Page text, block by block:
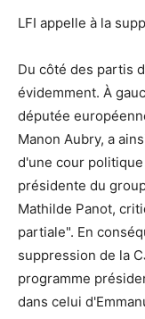
LFI appelle à la
Du côté des partis
évidemment. À
députée
Manon Aubry, a
d'une cour
présidente du
Mathilde Panot,
partiale". En
suppression de la
programme
dans celui